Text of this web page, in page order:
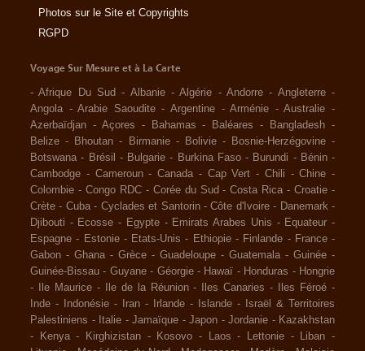
Photos sur le Site et Copyrights
RGPD
Voyage Sur Mesure et à La Carte
-Afrique Du Sud - Albanie -Algérie -Andorre - Angleterre -
Angola -Arabie Saoudite -Argentine -Arménie -Australie -
Azerbaïdjan - Açores - Bahamas - Baléares - Bangladesh -
Belize - Bhoutan - Birmanie - Bolivie - Bosnie-Herzégovine -
Botswana - Brésil - Bulgarie - Burkina Faso - Burundi - Bénin -
Cambodge - Cameroun - Canada - Cap Vert - Chili -Chine -
Colombie - Congo RDC - Corée du Sud -Costa Rica -Croatie -
Crète - Cuba - Cyclades et Santorin -Côte d'Ivoire - Danemark -
Djibouti - Ecosse - Egypte - Emirats Arabes Unis - Equateur -
Espagne - Estonie - Etats-Unis - Ethiopie - Finlande - France -
Gabon - Ghana - Grèce - Guadeloupe - Guatemala - Guinée -
Guinée-Bissau - Guyane - Géorgie - Hawaï - Honduras - Hongrie
-
Ile Maurice - Ile de la Réunion - Iles Canaries - Iles Féroé -
Inde - Indonésie - Iran - Irlande - Islande -
Israël & Territoires
Palestiniens - Italie - Jamaïque - Japon - Jordanie - Kazakhstan
-
Kenya - Kirghizistan - Kosovo - Laos - Lettonie - Liban -